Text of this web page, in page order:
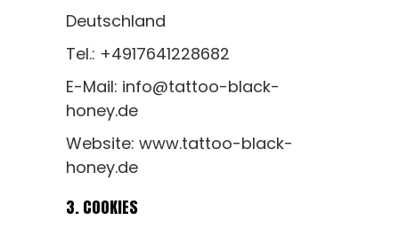
Deutschland
Tel.: +4917641228682
E-Mail: info@tattoo-black-
honey.de
Website: www.tattoo-black-
honey.de
3. COOKIES